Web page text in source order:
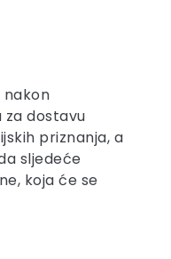
nakon
za dostavu
priznanja, a
sljedeće
koja će se